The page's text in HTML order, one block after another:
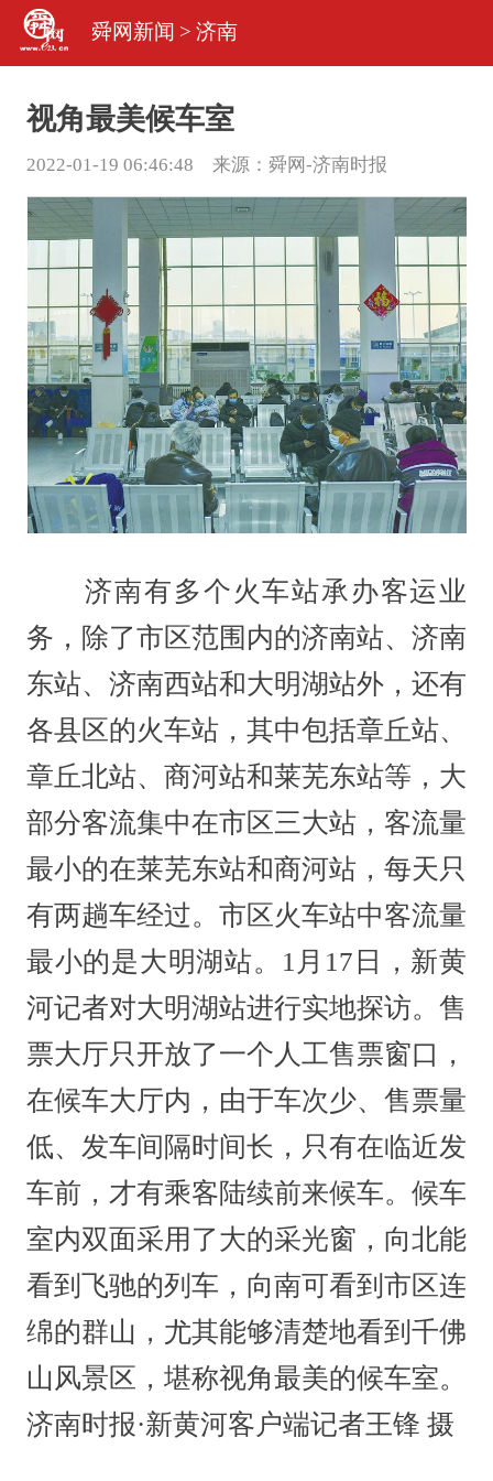
舜网新闻 > 济南
视角最美候车室
2022-01-19 06:46:48 来源： 舜网-济南时报
济南有多个火车站承办客运业
务，除了市区范围内的济南站、济南
东站、济南西站和大明湖站外，还有
各县区的火车站，其中包括章丘站、
章丘北站、商河站和莱芜东站等，大
部分客流集中在市区三大站，客流量
最小的在莱芜东站和商河站，每天只
有两趟车经过。市区火车站中客流量
最小的是大明湖站。1月17日，新黄
河记者对大明湖站进行实地探访。售
票大厅只开放了一个人工售票窗口，
在候车大厅内，由于车次少、售票量
低、发车间隔时间长，只有在临近发
车前，才有乘客陆续前来候车。候车
室内双面采用了大的采光窗，向北能
看到飞驰的列车，向南可看到市区连
绵的群山，尤其能够清楚地看到千佛
山风景区，堪称视角最美的候车室。
济南时报·新黄河客户端记者王锋 摄